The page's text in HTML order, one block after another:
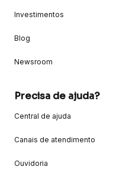
Investimentos
Blog
Newsroom
Precisa de ajuda?
Central de ajuda
Canais de atendimento
Ouvidoria